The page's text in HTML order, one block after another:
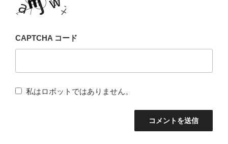
CAPTCHA コード
私はロボットではありません。